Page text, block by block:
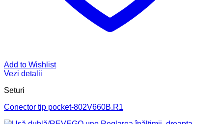
Add to Wishlist
Vezi detalii
Seturi
Conector tip pocket-802V660B.R1